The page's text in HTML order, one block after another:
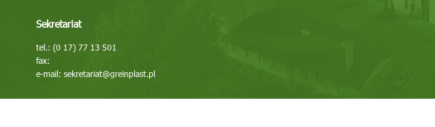
Sekretariat
tel.: (0 17) 77 13 501
fax:
e-mail: sekretariat@greinplast.pl